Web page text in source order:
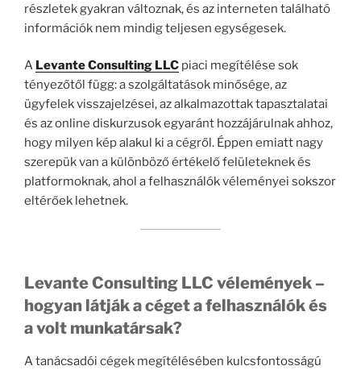
részletek gyakran változnak, és az interneten található
információk nem mindig teljesen egységesek.
A Levante Consulting LLC piaci megítélése sok
tényezőtől függ: a szolgáltatások minősége, az
ügyfelek visszajelzései, az alkalmazottak tapasztalatai
és az online diskurzusok egyaránt hozzájárulnak ahhoz,
hogy milyen kép alakul ki a cégről. Éppen emiatt nagy
szerepük van a különböző értékelő felületeknek és
platformoknak, ahol a felhasználók véleményei sokszor
eltérőek lehetnek.
Levante Consulting LLC vélemények –
hogyan látják a céget a felhasználók és
a volt munkatársak?
A tanácsadói cégek megítélésében kulcsfontosságú